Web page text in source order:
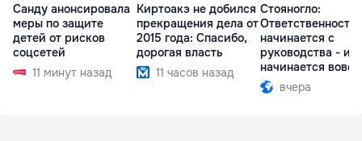
Санду анонсировала
меры по защите
детей от рисков
соцсетей
11 минут назад
Киртоакэ не добился
прекращения дела от
2015 года: Спасибо,
дорогая власть
11 часов назад
Стояногло:
Ответственность
начинается с
руководства -
начинается вовсе
вчера